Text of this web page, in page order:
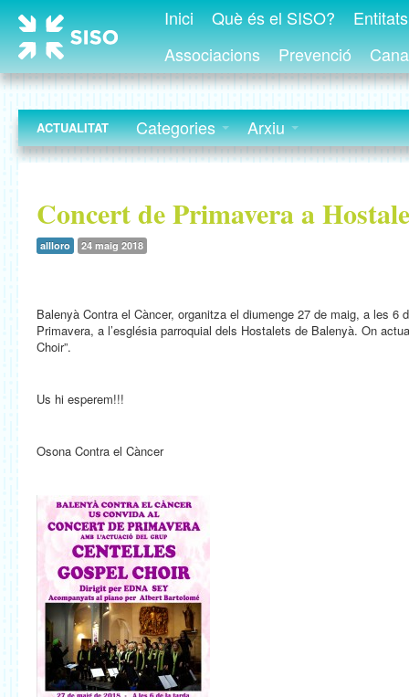
Inici Què és el SISO?
Associacions
Prevenció
ACTUALITAT Categories Arxiu
Concert de Primavera a
allloro 24 maig 2018
Balenyà Contra el Càncer, organitza el diumenge 27 de maig, a les 6
Primavera, a l’església parroquial dels Hostalets de Balenyà. On
Choir”.
Us hi esperem!!!
Osona Contra el Càncer